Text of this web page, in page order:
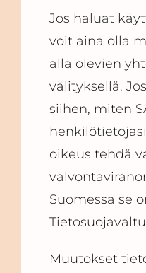
Jos haluat
voit aina olla
alla olevien
välityksellä.
siihen, miten
oikeus tehdä
Suomessa se
Muutokset